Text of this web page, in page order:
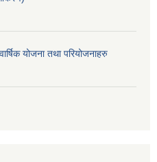
योजना तथा परियोजनाहरु